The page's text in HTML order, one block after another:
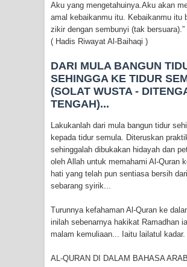
Aku yang mengetahuinya.Aku akan
amal kebaikanmu itu. Kebaikanmu itu
zikir dengan sembunyi (tak bersuara).”
( Hadis Riwayat Al-Baihaqi )
DARI MULA BANGUN
SEHINGGA KE TIDUR
(SOLAT WUSTA -
TENGAH)...
Lakukanlah dari mula bangun tidur
kepada tidur semula. Diteruskan
sehinggalah dibukakan hidayah dan
oleh Allah untuk memahami Al-Quran
hati yang telah pun sentiasa bersih dari
sebarang syirik...
Turunnya kefahaman Al-Quran ke
inilah sebenarnya hakikat Ramadhan
malam kemuliaan... Iaitu lailatul kadar.
AL-QURAN DI DALAM BAHASA